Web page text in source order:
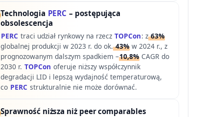
Technologia PERC – postępująca
obsolescencja
PERC traci udział rynkowy na rzecz TOPCon: z63%
globalnej produkcji w 2023 r. do ok.43% w 2024 r., z
prognozowanym dalszym spadkiem –10,8% CAGR do
2030 r. TOPCon oferuje niższy współczynnik
degradacji LID i lepszą wydajność temperaturową,
co PERC strukturalnie nie może dorównać.
Sprawność niższa niż peer comparables